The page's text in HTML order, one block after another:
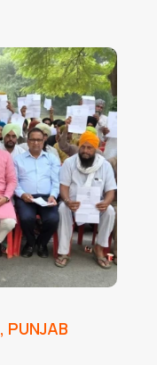
, PUNJAB